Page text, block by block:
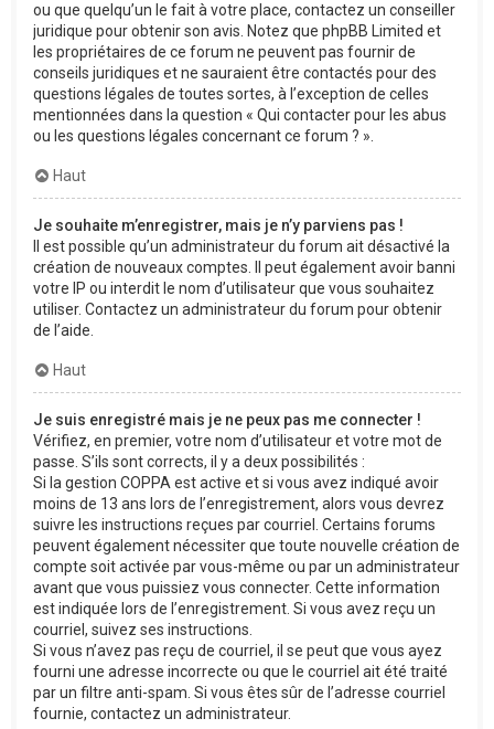
ou que quelqu’un le fait à votre place, contactez un conseiller
juridique pour obtenir son avis. Notez que phpBB Limited et
les propriétaires de ce forum ne peuvent pas fournir de
conseils juridiques et ne sauraient être contactés pour des
questions légales de toutes sortes, à l’exception de celles
mentionnées dans la question « Qui contacter pour les abus
ou les questions légales concernant ce forum ? ».
Haut
Je souhaite m’enregistrer, mais je n’y parviens pas !
Il est possible qu’un administrateur du forum ait désactivé la
création de nouveaux comptes. Il peut également avoir banni
votre IP ou interdit le nom d’utilisateur que vous souhaitez
utiliser. Contactez un administrateur du forum pour obtenir
de l’aide.
Haut
Je suis enregistré mais je ne peux pas me connecter !
Vérifiez, en premier, votre nom d’utilisateur et votre mot de
passe. S’ils sont corrects, il y a deux possibilités :
Si la gestion COPPA est active et si vous avez indiqué avoir
moins de 13 ans lors de l’enregistrement, alors vous devrez
suivre les instructions reçues par courriel. Certains forums
peuvent également nécessiter que toute nouvelle création de
compte soit activée par vous-même ou par un administrateur
avant que vous puissiez vous connecter. Cette information
est indiquée lors de l’enregistrement. Si vous avez reçu un
courriel, suivez ses instructions.
Si vous n’avez pas reçu de courriel, il se peut que vous ayez
fourni une adresse incorrecte ou que le courriel ait été traité
par un filtre anti-spam. Si vous êtes sûr de l’adresse courriel
fournie, contactez un administrateur.